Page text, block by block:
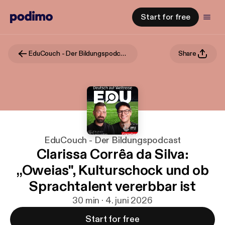
Start for free
EduCouch - Der Bildungspodcast Share
EduCouch - Der Bildungspodcast
Clarissa Corrêa da Silva:
„Oweias", Kulturschock und ob
Sprachtalent vererbbar ist
30 min · 4. juni 2026
Start for free